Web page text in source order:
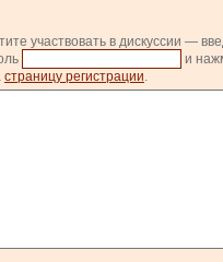
участвовать в дискуссии —
и
страницу регистрации.